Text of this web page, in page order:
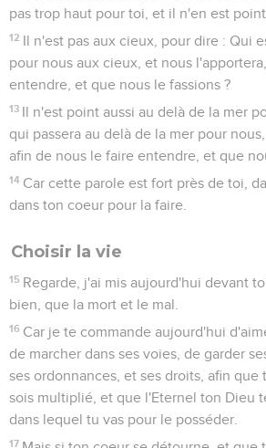
pas trop haut pour toi, et il n'en est
12 Il n'est pas aux cieux, pour dire : Qui
pour nous aux cieux, et nous
entendre, et que nous le fassions ?
13 Il n'est point aussi au delà de la mer
qui passera au delà de la mer pour
afin de nous le faire entendre, et que
14 Car cette parole est fort près de toi,
dans ton coeur pour la faire.
Choisir la vie
15 Regarde, j'ai mis aujourd'hui devant
bien, que la mort et le mal.
16 Car je te commande aujourd'hui
de marcher dans ses voies, de garder
ses ordonnances, et ses droits, afin que
sois multiplié, et que l'Eternel ton Dieu
dans lequel tu vas pour le posséder.
17